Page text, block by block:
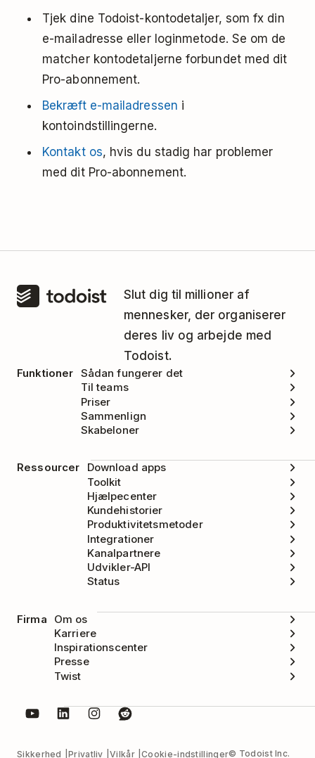
Tjek dine Todoist-kontodetaljer, som fx din
e-mailadresse eller loginmetode. Se om de
matcher kontodetaljerne forbundet med dit
Pro-abonnement.
Bekræft e-mailadressen i
kontoindstillingerne.
Kontakt os, hvis du stadig har problemer
med dit Pro-abonnement.
Slut dig til millioner af
mennesker, der organiserer
deres liv og arbejde med
Todoist.
Funktioner Sådan fungerer det
Til teams
Priser
Sammenlign
Skabeloner
Ressourcer
Download apps
Toolkit
Hjælpecenter
Kundehistorier
Produktivitetsmetoder
Integrationer
Kanalpartnere
Udvikler-API
Status
Firma
Om os
Karriere
Inspirationscenter
Presse
Twist
Sikkerhed Privatliv Vilkår Cookie-indstillinger© Todoist Inc.